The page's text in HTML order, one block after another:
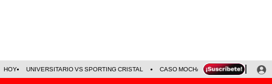
HOY UNIVERSITARIO VS SPORTING CRISTAL CASO MOCHASUELDOS